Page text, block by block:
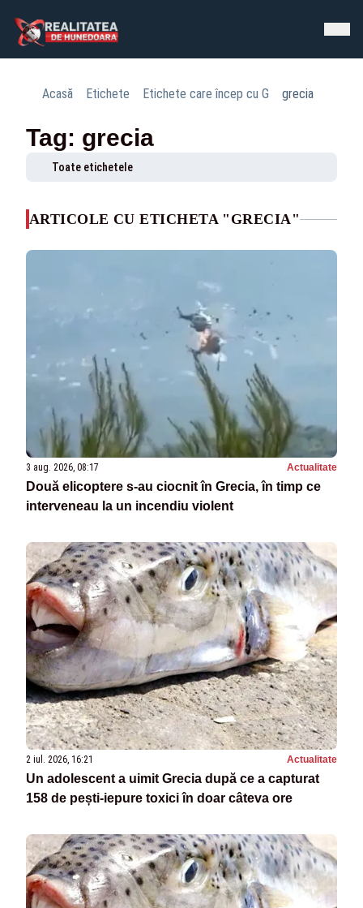
Acasă Etichete Etichete care încep cu G grecia
Tag: grecia
Toate etichetele
ARTICOLE CU ETICHETA "GRECIA"
3 aug. 2026, 08:17 Actualitate
Două elicoptere s-au ciocnit în Grecia, în timp ce
interveneau la un incendiu violent
2 iul. 2026, 16:21 Actualitate
Un adolescent a uimit Grecia după ce a capturat
158 de pești-iepure toxici în doar câteva ore